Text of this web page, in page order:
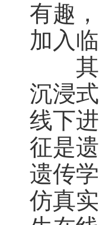
有趣
加入
其中
沉浸
线下
征是
遗传
仿真